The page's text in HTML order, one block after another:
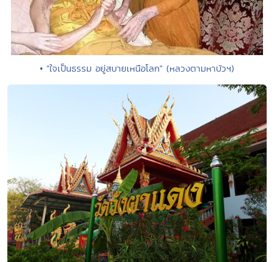
• "ใจเป็นธรรม อยู่สบายเหนือโลก" (หลวงตามหาบัวฯ)